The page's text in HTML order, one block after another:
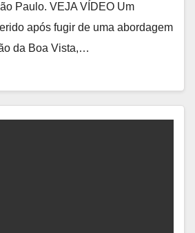
Paulo. VEJA VÍDEO Um
após fugir de uma abordagem
da Boa Vista,…